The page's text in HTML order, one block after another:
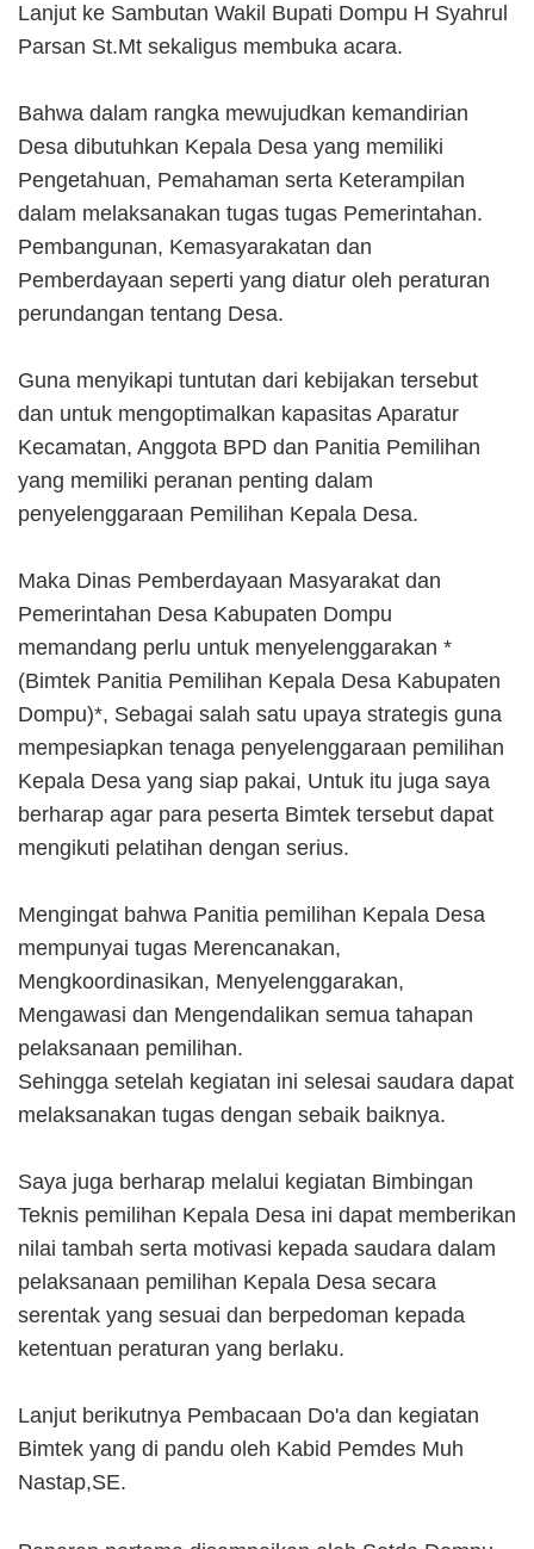
Lanjut ke Sambutan Wakil Bupati Dompu H Syahrul
Parsan St.Mt sekaligus membuka acara.
Bahwa dalam rangka mewujudkan kemandirian
Desa dibutuhkan Kepala Desa yang memiliki
Pengetahuan, Pemahaman serta Keterampilan
dalam melaksanakan tugas tugas Pemerintahan.
Pembangunan, Kemasyarakatan dan
Pemberdayaan seperti yang diatur oleh peraturan
perundangan tentang Desa.
Guna menyikapi tuntutan dari kebijakan tersebut
dan untuk mengoptimalkan kapasitas Aparatur
Kecamatan, Anggota BPD dan Panitia Pemilihan
yang memiliki peranan penting dalam
penyelenggaraan Pemilihan Kepala Desa.
Maka Dinas Pemberdayaan Masyarakat dan
Pemerintahan Desa Kabupaten Dompu
memandang perlu untuk menyelenggarakan *
(Bimtek Panitia Pemilihan Kepala Desa Kabupaten
Dompu)*, Sebagai salah satu upaya strategis guna
mempesiapkan tenaga penyelenggaraan pemilihan
Kepala Desa yang siap pakai, Untuk itu juga saya
berharap agar para peserta Bimtek tersebut dapat
mengikuti pelatihan dengan serius.
Mengingat bahwa Panitia pemilihan Kepala Desa
mempunyai tugas Merencanakan,
Mengkoordinasikan, Menyelenggarakan,
Mengawasi dan Mengendalikan semua tahapan
pelaksanaan pemilihan.
Sehingga setelah kegiatan ini selesai saudara dapat
melaksanakan tugas dengan sebaik baiknya.
Saya juga berharap melalui kegiatan Bimbingan
Teknis pemilihan Kepala Desa ini dapat memberikan
nilai tambah serta motivasi kepada saudara dalam
pelaksanaan pemilihan Kepala Desa secara
serentak yang sesuai dan berpedoman kepada
ketentuan peraturan yang berlaku.
Lanjut berikutnya Pembacaan Do'a dan kegiatan
Bimtek yang di pandu oleh Kabid Pemdes Muh
Nastap,SE.